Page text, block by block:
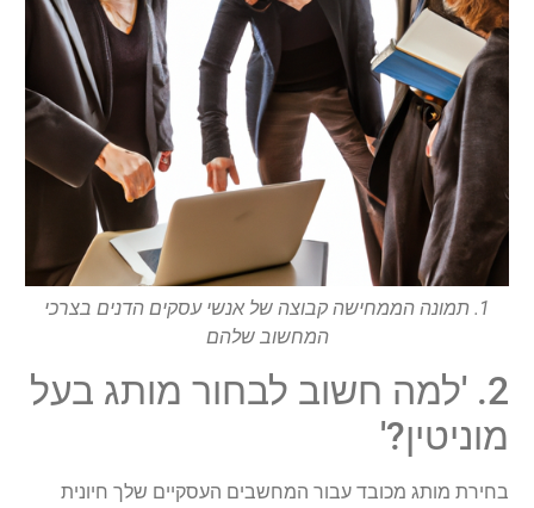
1. תמונה הממחישה קבוצה של אנשי עסקים הדנים בצרכי
המחשוב שלהם
2. 'למה חשוב לבחור מותג בעל
מוניטין?'
בחירת מותג מכובד עבור המחשבים העסקיים שלך חיונית